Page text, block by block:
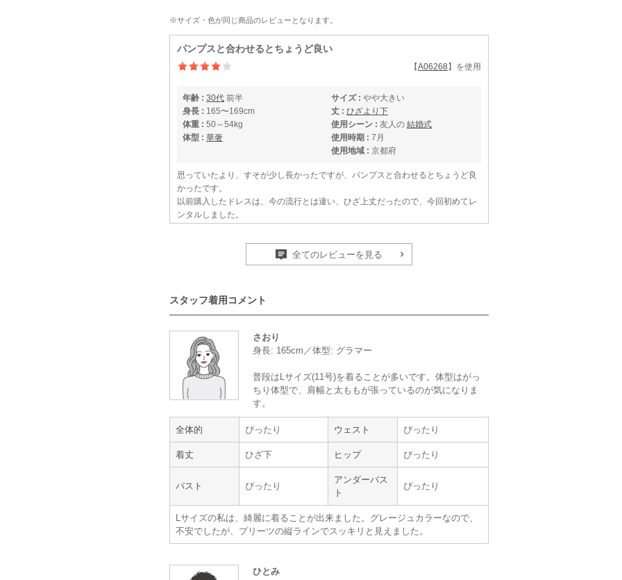
※サイズ・色が同じ商品のレビューとなります。
パンプスと合わせるとちょうど良い
【A06268 】を使用
年齢 : 30代 前半
身長 : 165〜169cm
体重 : 50～54kg
体型 : 華奢
サイズ : やや大きい
丈 : ひざより下
使用シーン : 友人の 結婚式
使用時期 : 7月
使用地域 : 京都府
思っていたより、すそが少し長かったですが、パンプスと合わせるとちょうど良
かったです。
以前購入したドレスは、今の流行とは違い、ひざ上丈だったので、今回初めてレ
ンタルしました。
VIWOMINA metoi
華やかで品があって綺麗
【A07374】を使用
体重 :
使用シーン :
その他 (ピアノの発表
使用時期 :
使用地域 :
今回のドレスは華やかで品があって綺麗に見せてくれた。
気になる二の腕や腰まわりはデザインでうまく誤魔化せていて助かった。
丈が長めなので階段でつまづきそうになったが、プリーツがふわっとして舞台上
でもキレイだった。
べて助かる。
レンタル期間が長いのも、早めに試着できて安心だった。
全てのレビューを見る
スタッフ着用コメント
さおり
身長: 165cm／体型: グラマー
普段はLサイズ(11号)を着ることが多いです。体型はがっ
ちり体型で、肩幅と太ももが張っているのが気になりま
す。
全体的 ぴったり ウェスト ぴったり
着丈 ひざ下 ヒップ ぴったり
バスト ぴったり
アンダーバス
ト
ぴったり
Lサイズの私は、綺麗に着ることが出来ました。グレージュカラーなので、
不安でしたが、プリーツの縦ラインでスッキリと見えました。
ひとみ